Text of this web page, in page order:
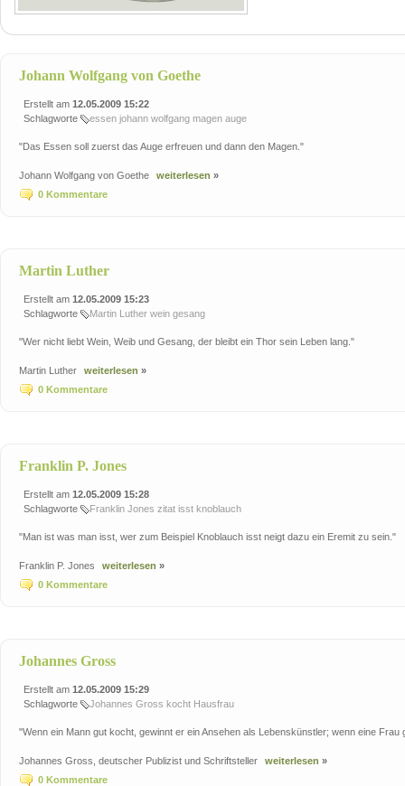
Johann Wolfgang von Goethe
Erstellt am 12.05.2009 15:22
Schlagworte
essen johann wolfgang magen auge
"Das Essen soll zuerst das Auge erfreuen und dann den Magen."
Johann Wolfgang von Goethe weiterlesen »
0 Kommentare
Martin Luther
Erstellt am 12.05.2009 15:23
Schlagworte
Martin Luther wein gesang
"Wer nicht liebt Wein, Weib und Gesang, der bleibt ein Thor sein Leben lang."
Martin Luther weiterlesen »
0 Kommentare
Franklin P. Jones
Erstellt am 12.05.2009 15:28
Schlagworte
Franklin Jones zitat isst knoblauch
"Man ist was man isst, wer zum Beispiel Knoblauch isst neigt dazu ein Eremit zu sein."
Franklin P. Jones weiterlesen »
0 Kommentare
Johannes Gross
Erstellt am 12.05.2009 15:29
Schlagworte
Johannes Gross kocht Hausfrau
"Wenn ein Mann gut kocht, gewinnt er ein Ansehen als Lebenskünstler; wenn eine
Johannes Gross, deutscher Publizist und Schriftsteller weiterlesen »
0 Kommentare